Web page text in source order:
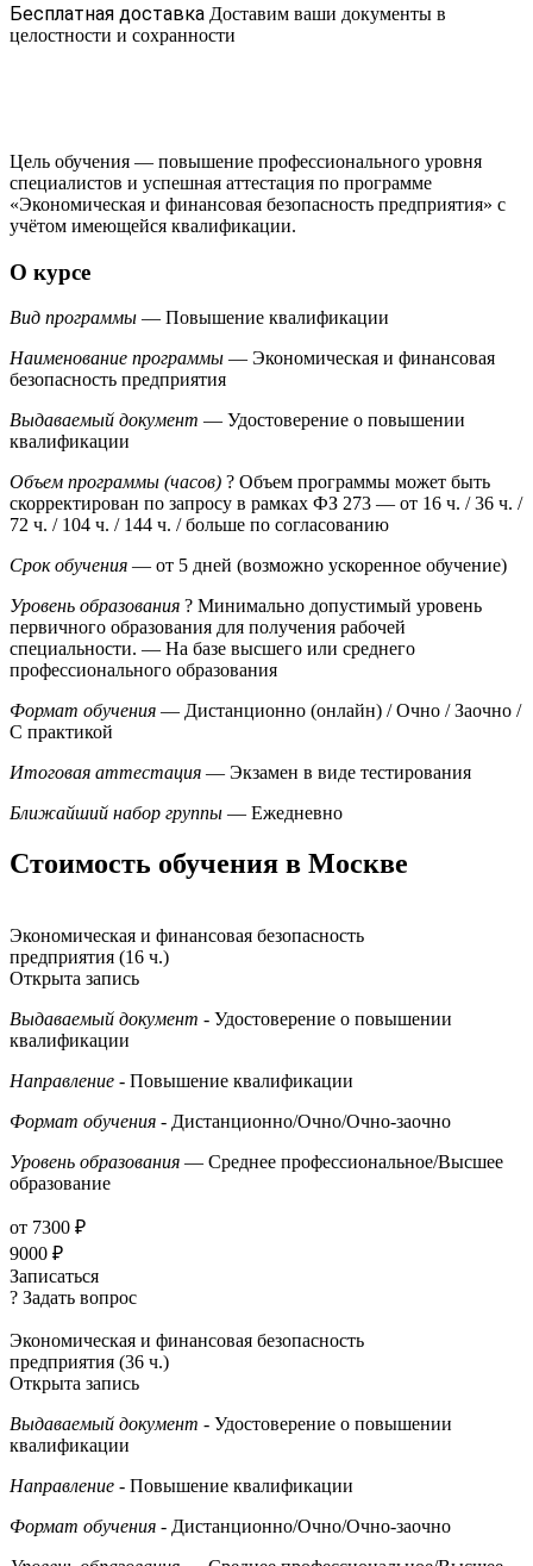
Бесплатная доставка Доставим ваши документы в
целостности и сохранности
Цель обучения — повышение профессионального уровня
специалистов и успешная аттестация по программе
«Экономическая и финансовая безопасность предприятия» с
учётом имеющейся квалификации.
О курсе
Вид программы — Повышение квалификации
Наименование программы — Экономическая и финансовая
безопасность предприятия
Выдаваемый документ — Удостоверение о повышении
квалификации
Объем программы (часов) ? Объем программы может быть
скорректирован по запросу в рамках ФЗ 273 — от 16 ч. / 36 ч. /
72 ч. / 104 ч. / 144 ч. / больше по согласованию
Срок обучения — от 5 дней (возможно ускоренное обучение)
Уровень образования ? Минимально допустимый уровень
первичного образования для получения рабочей
специальности. — На базе высшего или среднего
профессионального образования
Формат обучения — Дистанционно (онлайн) / Очно / Заочно /
С практикой
Итоговая аттестация — Экзамен в виде тестирования
Ближайший набор группы — Ежедневно
Стоимость обучения в Москве
Экономическая и финансовая безопасность
предприятия (16 ч.)
Открыта запись
Выдаваемый документ - Удостоверение о повышении
квалификации
Направление - Повышение квалификации
Формат обучения - Дистанционно/Очно/Очно-заочно
Уровень образования — Среднее профессиональное/Высшее
образование
от 7300 ₽
9000 ₽
Записаться
? Задать вопрос
Экономическая и финансовая безопасность
предприятия (36 ч.)
Открыта запись
Выдаваемый документ - Удостоверение о повышении
квалификации
Направление - Повышение квалификации
Формат обучения - Дистанционно/Очно/Очно-заочно